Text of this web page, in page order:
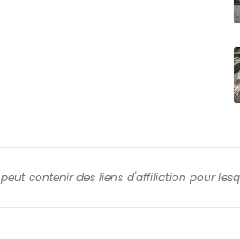
contenir des liens d'affiliation pour